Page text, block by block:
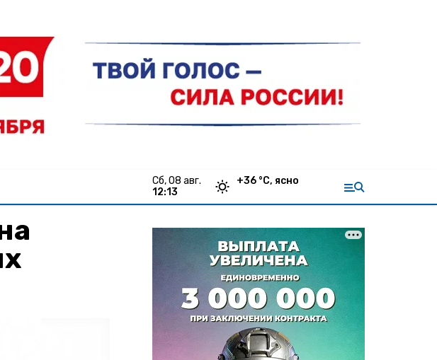
сб, 08 авг.
12:13
+36 °С, ясно